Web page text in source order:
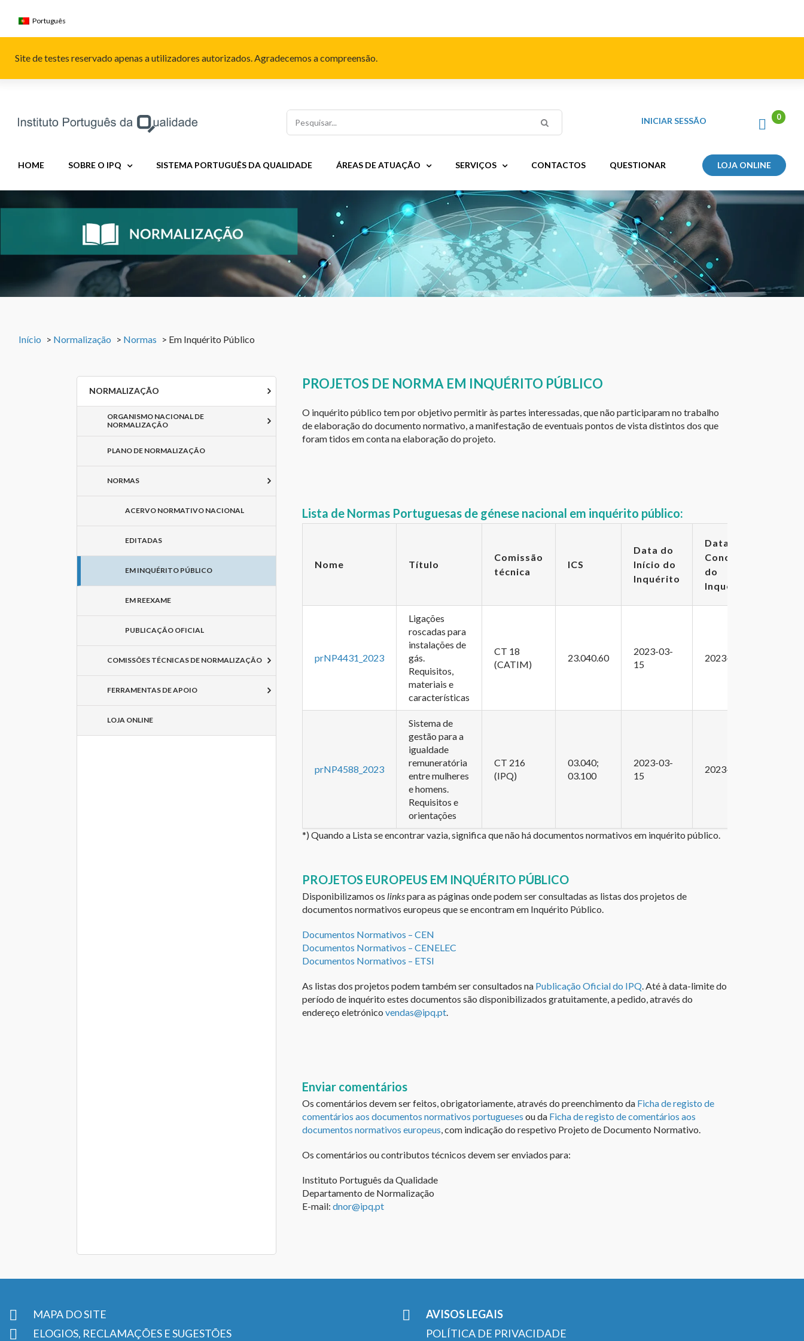
Português
Site de testes reservado apenas a utilizadores autorizados. Agradecemos a compreensão.
Pesquisar INICIAR SESSÃO
HOME SOBRE O IPQ SISTEMA PORTUGUÊS DA QUALIDADE ÁREAS DE ATUAÇÃO SERVIÇOS CONTACTOS QUESTIONAR LOJA ONLINE
Início > Normalização > Normas > Em Inquérito Público
NORMALIZAÇÃO
ORGANISMO NACIONAL DE
NORMALIZAÇÃO
PLANO DE NORMALIZAÇÃO
NORMAS
ACERVO NORMATIVO NACIONAL
EDITADAS
EM INQUÉRITO PÚBLICO
EM REEXAME
PUBLICAÇÃO OFICIAL
COMISSÕES TÉCNICAS DE NORMALIZAÇÃO
FERRAMENTAS DE APOIO
LOJA ONLINE
PROJETOS DE NORMA EM INQUÉRITO PÚBLICO
O inquérito público tem por objetivo permitir às partes interessadas, que não participaram no trabalho
de elaboração do documento normativo, a manifestação de eventuais pontos de vista distintos dos que
foram tidos em conta na elaboração do projeto.
Lista de Normas Portuguesas de génese nacional em inquérito público:
Nome Título
Comissão
técnica
ICS
Data do
Início do
Inquérito
Data da
Conclusão
do
Inquérito
prNP4431_2023
Ligações
roscadas para
instalações de
gás.
Requisitos,
materiais e
características
CT 18
(CATIM)
23.040.60
2023-03-
15
2023-04-13
prNP4588_2023
Sistema de
gestão para a
igualdade
remuneratória
entre mulheres
e homens.
Requisitos e
orientações
CT 216
(IPQ)
03.040;
03.100
2023-03-
15
2023-04-13
*) Quando a Lista se encontrar vazia, significa que não há documentos normativos em inquérito público.
PROJETOS EUROPEUS EM INQUÉRITO PÚBLICO
Disponibilizamos os linkspara as páginas onde podem ser consultadas as listas dos projetos de
documentos normativos europeus que se encontram em Inquérito Público.
Documentos Normativos – CEN
Documentos Normativos – CENELEC
Documentos Normativos – ETSI
As listas dos projetos podem também ser consultados na Publicação Oficial do IPQ. Até à data-limite do
período de inquérito estes documentos são disponibilizados gratuitamente, a pedido, através do
endereço eletrónicovendas@ipq.pt.
Enviar comentários
Os comentários devem ser feitos, obrigatoriamente, através do preenchimento da Ficha de registo de
comentários aos documentos normativos portugueses ou da Ficha de registo de comentários aos
documentos normativos europeus, com indicação do respetivo Projeto de Documento Normativo.
Os comentários ou contributos técnicos devem ser enviados para:
Instituto Português da Qualidade
Departamento de Normalização
E-mail:dnor@ipq.pt
MAPA DO SITE
ELOGIOS, RECLAMAÇÕES E SUGESTÕES
AVISOS LEGAIS
POLÍTICA DE PRIVACIDADE